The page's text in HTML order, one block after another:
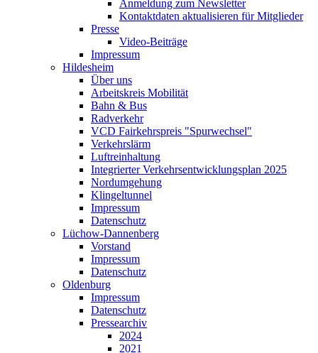
Anmeldung zum Newsletter
Kontaktdaten aktualisieren für Mitglieder
Presse
Video-Beiträge
Impressum
Hildesheim
Über uns
Arbeitskreis Mobilität
Bahn & Bus
Radverkehr
VCD Fairkehrspreis "Spurwechsel"
Verkehrslärm
Luftreinhaltung
Integrierter Verkehrsentwicklungsplan 2025
Nordumgehung
Klingeltunnel
Impressum
Datenschutz
Lüchow-Dannenberg
Vorstand
Impressum
Datenschutz
Oldenburg
Impressum
Datenschutz
Pressearchiv
2024
2021